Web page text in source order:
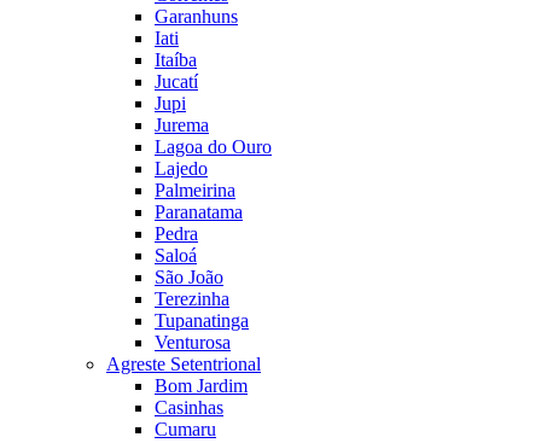
Garanhuns
Iati
Itaíba
Jucatí
Jupi
Jurema
Lagoa do Ouro
Lajedo
Palmeirina
Paranatama
Pedra
Saloá
São João
Terezinha
Tupanatinga
Venturosa
Agreste Setentrional
Bom Jardim
Casinhas
Cumaru